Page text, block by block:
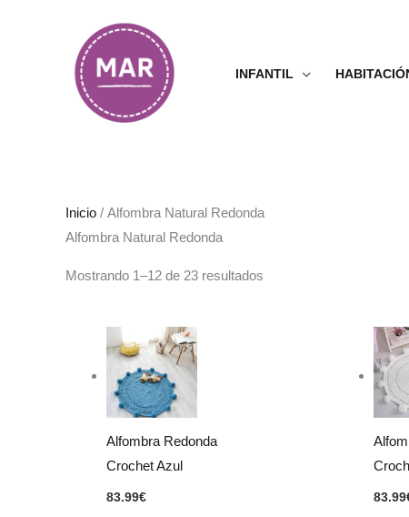
INFANTIL
Inicio / Alfombra Natural Redonda
Alfombra Natural Redonda
Mostrando 1–12 de 23 resultados
Alfombra Redonda
Crochet Azul
83.99€ 83.99